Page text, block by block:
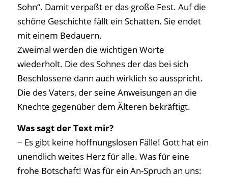
Sohn“. Damit verpaßt er das große Fest. Auf die
schöne Geschichte fällt ein Schatten. Sie endet
mit einem Bedauern.
Zweimal werden die wichtigen Worte
wiederholt. Die des Sohnes der das bei sich
Beschlossene dann auch wirklich so ausspricht.
Die des Vaters, der seine Anweisungen an die
Knechte gegenüber dem Älteren bekräftigt.
Was sagt der Text mir?
− Es gibt keine hoffnungslosen Fälle! Gott hat ein
unendlich weites Herz für alle. Was für eine
frohe Botschaft! Was für ein An-Spruch an uns: